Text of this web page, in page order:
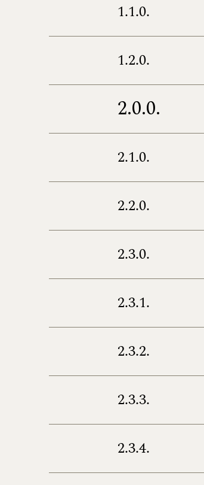
1.1.0.
1.2.0.
2.0.0.
2.1.0.
2.2.0.
2.3.0.
2.3.1.
2.3.2.
2.3.3.
2.3.4.